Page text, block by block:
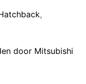
,
door Mitsubishi